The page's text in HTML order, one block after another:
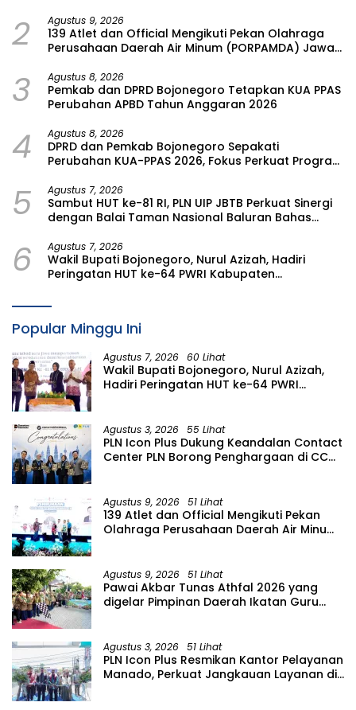
2 Agustus 9, 2026
139 Atlet dan Official Mengikuti Pekan Olahraga
Perusahaan Daerah Air Minum (PORPAMDA) Jawa
3 Agustus 8, 2026
Pemkab dan DPRD Bojonegoro Tetapkan KUA PPAS
Perubahan APBD Tahun Anggaran 2026
4 Agustus 8, 2026
DPRD dan Pemkab Bojonegoro Sepakati
Perubahan KUA-PPAS 2026, Fokus Perkuat Program
5 Agustus 7, 2026
Sambut HUT ke-81 RI, PLN UIP JBTB Perkuat Sinergi
dengan Balai Taman Nasional Baluran Bahas
Watudodol/Kalipuro
6 Agustus 7, 2026
Wakil Bupati Bojonegoro, Nurul Azizah, Hadiri
Peringatan HUT ke-64 PWRI Kabupaten
Popular Minggu Ini
Agustus 7, 2026 60 Lihat
Wakil Bupati Bojonegoro, Nurul Azizah,
Hadiri Peringatan HUT ke-64 PWRI
Agustus 3, 2026 55 Lihat
PLN Icon Plus Dukung Keandalan Contact
Center PLN Borong Penghargaan di CCW
Agustus 9, 2026 51 Lihat
139 Atlet dan Official Mengikuti Pekan
Olahraga Perusahaan Daerah Air Minum
Agustus 9, 2026 51 Lihat
Pawai Akbar Tunas Athfal 2026 yang
digelar Pimpinan Daerah Ikatan Guru
Agustus 3, 2026 51 Lihat
PLN Icon Plus Resmikan Kantor Pelayanan
Manado, Perkuat Jangkauan Layanan di